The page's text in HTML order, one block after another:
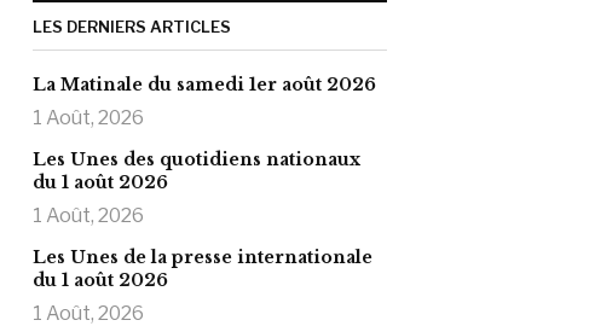
LES DERNIERS ARTICLES
La Matinale du samedi 1er août 2026
1 Août, 2026
Les Unes des quotidiens nationaux
du 1 août 2026
1 Août, 2026
Les Unes de la presse internationale
du 1 août 2026
1 Août, 2026